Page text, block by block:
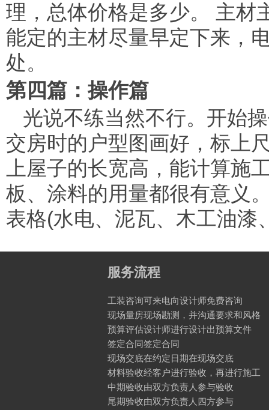
理，总体价格是多少。 主材
能定的主材尽量早定下来，
处。
第四篇：操作篇
光说不练当然不行。开始
交房时的户型图画好，标上
上屋子的长宽高，能计算施
板、涂料的用量都很有意义
表格(水电、泥瓦、木工油漆
服务流程
工装咨询可来电向设计师免费咨询
现场量房现场勘测，并沟通要求和风格
预算评估设计师进行设计出预算文件
签定合同签定合同
现场交底在约定日期在现场交底
材料验收经客户进行验收，再进行施工
中期验收由双方负责人参与验收
尾期验收由双方负责人四方参与